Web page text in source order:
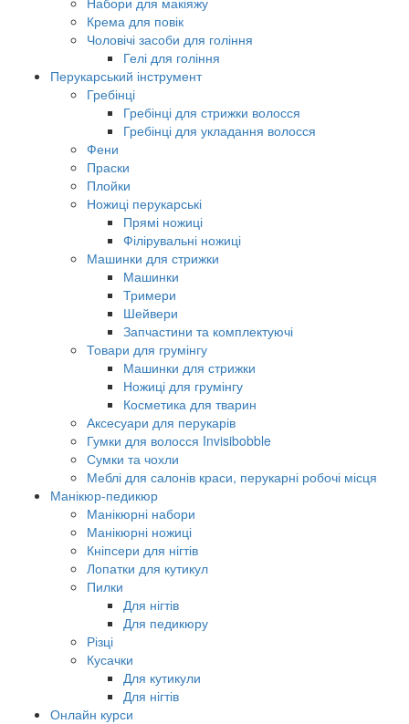
Крема для повік
Чоловічі засоби для гоління
Гелі для гоління
Перукарський інструмент
Гребінці
Гребінці для стрижки волосся
Гребінці для укладання волосся
Фени
Праски
Плойки
Ножиці перукарські
Прямі ножиці
Філірувальні ножиці
Машинки для стрижки
Машинки
Тримери
Шейвери
Запчастини та комплектуючі
Товари для грумінгу
Машинки для стрижки
Ножиці для грумінгу
Косметика для тварин
Аксесуари для перукарів
Гумки для волосся Invisibobble
Сумки та чохли
Меблі для салонів краси, перукарні робочі місця
Манікюр-педикюр
Манікюрні набори
Манікюрні ножиці
Кніпсери для нігтів
Лопатки для кутикул
Пилки
Для нігтів
Для педикюру
Різці
Кусачки
Для кутикули
Для нігтів
Онлайн курси